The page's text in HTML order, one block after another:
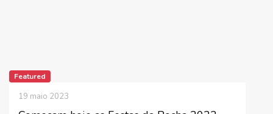
Featured
19 maio 2023